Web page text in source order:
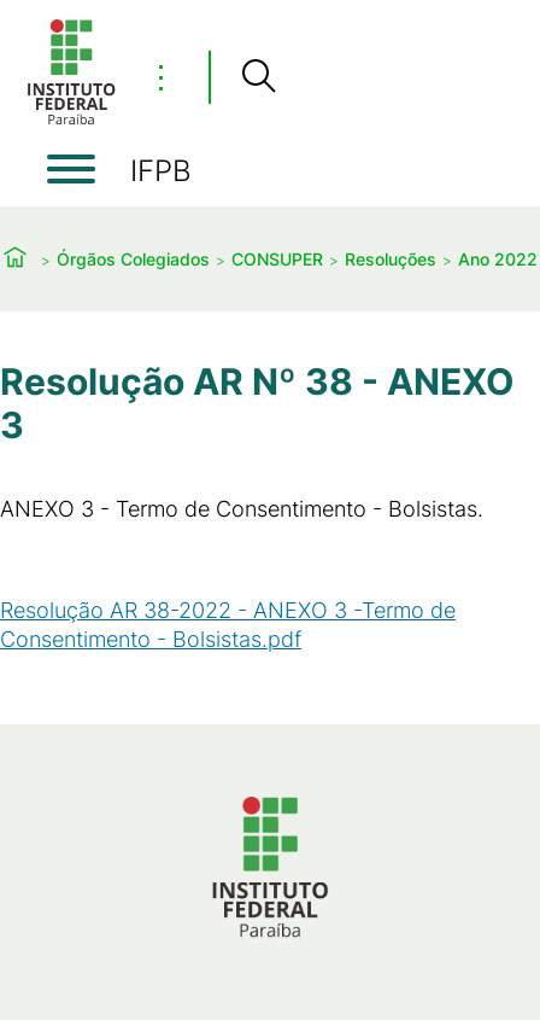
⋮
IFPB
Órgãos Colegiados CONSUPER Resoluções Ano 2022
Resolução AR Nº 38 - ANEXO
3
ANEXO 3 - Termo de Consentimento - Bolsistas.
Resolução AR 38-2022 - ANEXO 3 -Termo de
Consentimento - Bolsistas.pdf